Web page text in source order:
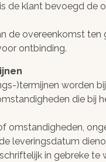
de klant bevoegd de
de overeenkomst
ontbinding.
)termijnen worden
die bij
omstandigheden,
leveringsdatum
in gebreke